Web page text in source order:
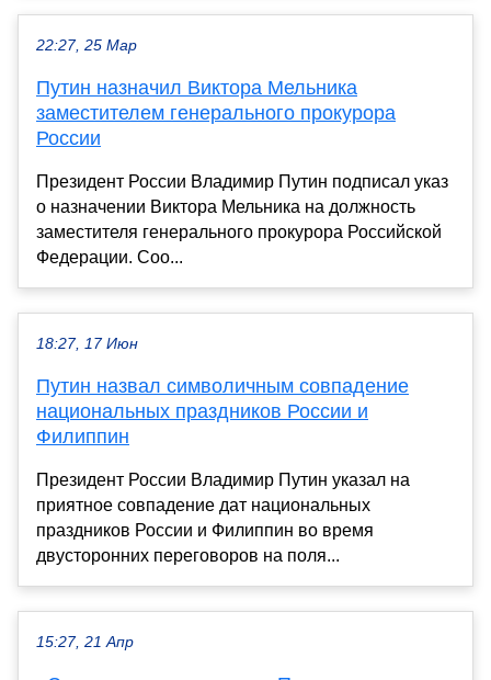
22:27, 25 Мар
Путин назначил Виктора Мельника
заместителем генерального прокурора
России
Президент России Владимир Путин подписал указ
о назначении Виктора Мельника на должность
заместителя генерального прокурора Российской
Федерации. Соо...
18:27, 17 Июн
Путин назвал символичным совпадение
национальных праздников России и
Филиппин
Президент России Владимир Путин указал на
приятное совпадение дат национальных
праздников России и Филиппин во время
двусторонних переговоров на поля...
15:27, 21 Апр